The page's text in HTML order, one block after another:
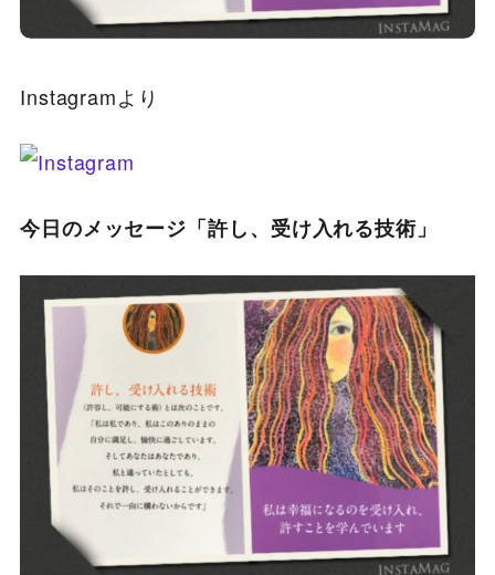
Instagramより
今日のメッセージ「許し、受け入れる技術」